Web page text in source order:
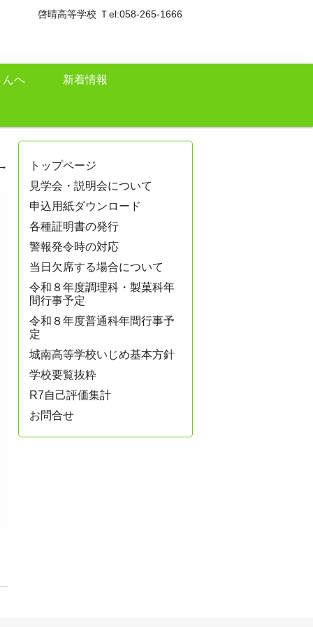
啓晴高等学校 Ｔel:058-265-1666
んへ 新着情報
トップページ
見学会・説明会について
申込用紙ダウンロード
各種証明書の発行
警報発令時の対応
当日欠席する場合について
令和８年度調理科・製菓科年
間行事予定
令和８年度普通科年間行事予
定
城南高等学校いじめ基本方針
学校要覧抜粋
R7自己評価集計
お問合せ